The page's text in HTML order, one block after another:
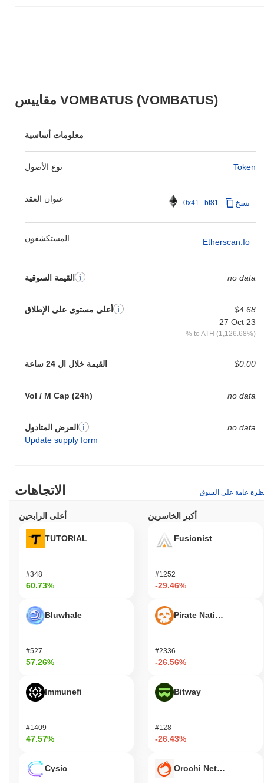
مقاييس VOMBATUS (VOMBATUS)
معلومات أساسية
نوع الأصول Token
عنوان العقد 0x41...bf81 نسخ
المستكشفون Etherscan.io
القيمة السوقية no data
أعلى مستوى على الإطلاق
$4.68
27 Oct 23
% to ATH (1,126.68%)
القيمة خلال ال 24 ساعة $0.00
Vol / M Cap (24h) no data
العرض المتادول
Update supply form
no data
الاتجاهات عامة على السوق
أعلى الرابحين
TUTORIAL
#348
60.73%
Bluwhale
#527
57.26%
Immunefi
#1409
47.57%
Cysic
أكبر الخاسرين
Fusionist
#1252
-29.46%
Pirate Nation Token
#2336
-26.56%
Bitway
#128
-26.43%
Orochi Network